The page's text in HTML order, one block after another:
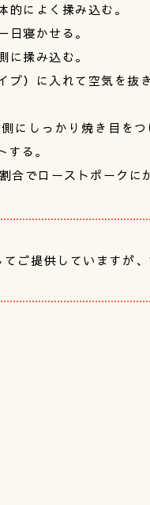
によく揉み込む。
寝かせる。
揉み込む。
）に入れて空気を抜
しっかり焼き目をつ
る。
でローストポークに
ご提供していますが